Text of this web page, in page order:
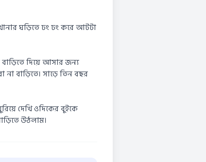
ঘড়িতে ঢং ঢং করে আটটা
বাড়িতে দিয়ে আসার জন্য
না বাড়িতে। সাড়ে তিন বছর
দেখি ওদিকের বুইকে
উঠলাম।